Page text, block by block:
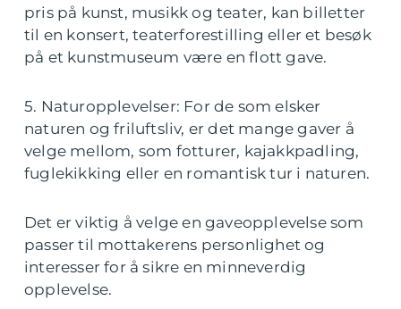
pris på kunst, musikk og teater, kan billetter
til en konsert, teaterforestilling eller et besøk
på et kunstmuseum være en flott gave.
5. Naturopplevelser: For de som elsker
naturen og friluftsliv, er det mange gaver å
velge mellom, som fotturer, kajakkpadling,
fuglekikking eller en romantisk tur i naturen.
Det er viktig å velge en gaveopplevelse som
passer til mottakerens personlighet og
interesser for å sikre en minneverdig
opplevelse.